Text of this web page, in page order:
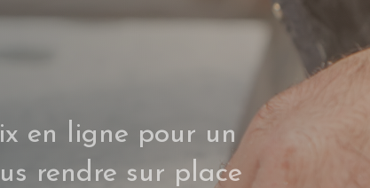
en ligne pour un
rendre sur place